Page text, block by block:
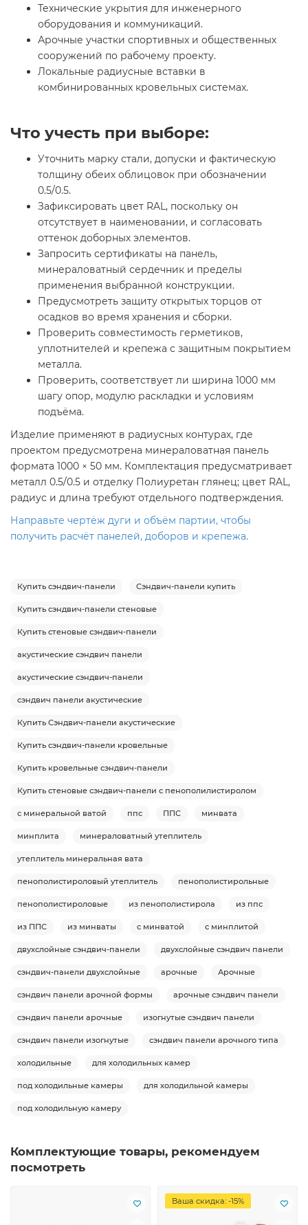
Технические укрытия для инженерного
оборудования и коммуникаций.
Арочные участки спортивных и общественных
сооружений по рабочему проекту.
Локальные радиусные вставки в
комбинированных кровельных системах.
Что учесть при выборе:
Уточнить марку стали, допуски и фактическую
толщину обеих облицовок при обозначении
0.5/0.5.
Зафиксировать цвет RAL, поскольку он
отсутствует в наименовании, и согласовать
оттенок доборных элементов.
Запросить сертификаты на панель,
минераловатный сердечник и пределы
применения выбранной конструкции.
Предусмотреть защиту открытых торцов от
осадков во время хранения и сборки.
Проверить совместимость герметиков,
уплотнителей и крепежа с защитным покрытием
металла.
Проверить, соответствует ли ширина 1000 мм
шагу опор, модулю раскладки и условиям
подъёма.
Изделие применяют в радиусных контурах, где
проектом предусмотрена минераловатная панель
формата 1000 × 50 мм. Комплектация предусматривает
металл 0.5/0.5 и отделку Полиуретан глянец; цвет RAL,
радиус и длина требуют отдельного подтверждения.
Направьте чертёж дуги и объём партии, чтобы
получить расчёт панелей, доборов и крепежа.
Купить сэндвич-панели Сэндвич-панели купить
Купить сэндвич-панели стеновые
Купить стеновые сэндвич-панели
акустические сэндвич панели
акустические сэндвич-панели
сэндвич панели акустические
Купить Сэндвич-панели акустические
Купить сэндвич-панели кровельные
Купить кровельные сэндвич-панели
Купить стеновые сэндвич-панели с пенополилистиролом
с минеральной ватой ппс ППС минвата
минплита минераловатный утеплитель
утеплитель минеральная вата
пенополистироловый утеплитель пенополистирольные
пенополистироловые из пенополистирола из ппс
из ППС из минваты с минватой с минплитой
двухслойные сэндвич-панели двухслойные сэндвич панели
сэндвич-панели двухслойные арочные Арочные
сэндвич панели арочной формы арочные сэндвич панели
сэндвич панели арочные изогнутые сэндвич панели
сэндвич панели изогнутые сэндвич панели арочного типа
холодильные для холодильных камер
под холодильные камеры для холодильной камеры
под холодильную камеру
Комплектующие товары, рекомендуем
посмотреть
Ваша скидка: -15%